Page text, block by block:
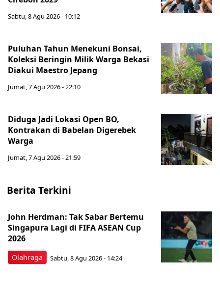
Sabtu, 8 Agu 2026 - 10:12
Puluhan Tahun Menekuni Bonsai,
Koleksi Beringin Milik Warga Bekasi
Diakui Maestro Jepang
Jumat, 7 Agu 2026 - 22:10
Diduga Jadi Lokasi Open BO,
Kontrakan di Babelan Digerebek
Warga
Jumat, 7 Agu 2026 - 21:59
Berita Terkini
Olahraga
John Herdman: Tak Sabar Bertemu
Singapura Lagi di FIFA ASEAN Cup
2026
Sabtu, 8 Agu 2026 - 14:24